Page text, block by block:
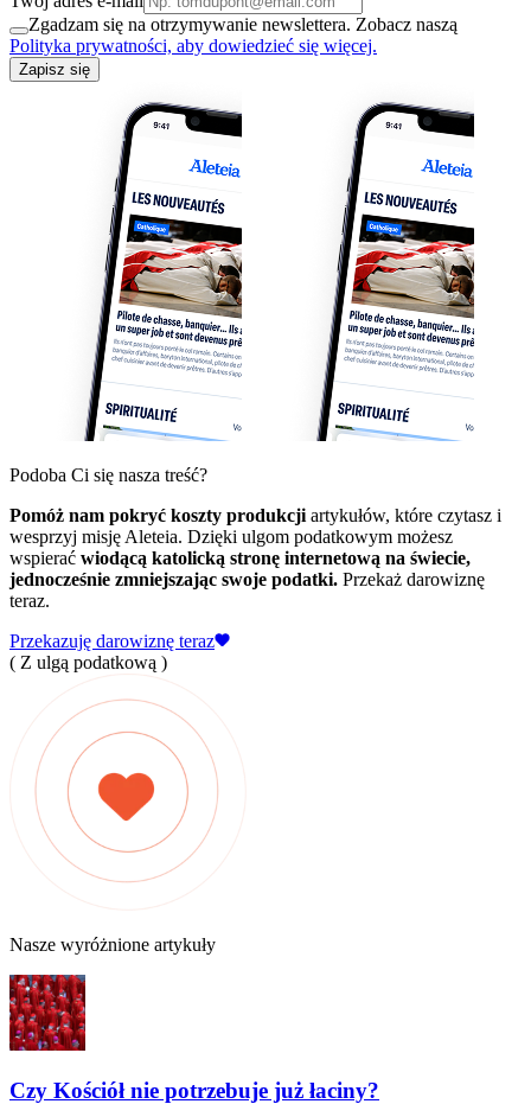
Zgadzam się na otrzymywanie newslettera. Zobacz naszą
Polityka prywatności, aby dowiedzieć się więcej.
Zapisz się
Podoba Ci się nasza treść?
Pomóż nam pokryć koszty produkcji artykułów, które czytasz i
wesprzyj misję Aleteia. Dzięki ulgom podatkowym możesz
wspierać wiodącą katolicką stronę internetową na świecie,
jednocześnie zmniejszając swoje podatki. Przekaż darowiznę
teraz.
Przekazuję darowiznę teraz
( Z ulgą podatkową )
Nasze wyróżnione artykuły
Czy Kościół nie potrzebuje już łaciny?